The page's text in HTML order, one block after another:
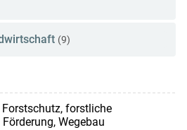
(9)
Forstschutz, forstliche
Wegebau